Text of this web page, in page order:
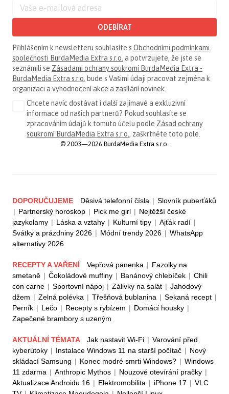
ODEBÍRAT
Přihlášením k newsletteru souhlasíte s Obchodními podmínkami
společnosti BurdaMedia Extra s.r.o. a potvrzujete, že jste se
seznámili se Zásadami ochrany soukromí BurdaMedia Extra -
BurdaMedia Extra s.r.o. bude s Vašimi údaji pracovat zejména k
organizaci a vyhodnocení akce a zasílání novinek.
Chcete navíc dostávat i další zajímavé a exkluzivní
informace od našich partnerů? Pokud souhlasíte se
zpracováním údajů k tomuto účelu podle Zásad ochrany
soukromí BurdaMedia Extra s.r.o., zaškrtněte toto pole.
© 2003—2026 BurdaMedia Extra s.r.o.
DOPORUČUJEME Děsivá telefonní čísla | Slovník puberťáků
| Partnerský horoskop | Pick me girl | Nejtěžší české
jazykolamy | Láska a vztahy | Kulturní tipy | Ajťák radí |
Svátky a prázdniny 2026 | Módní trendy 2026 | WhatsApp
alternativy 2026
RECEPTY A VAŘENÍ Vepřová panenka | Fazolky na
smetaně | Čokoládové muffiny | Banánový chlebíček | Chili
con carne | Sportovní nápoj | Zálivky na salát | Jahodový
džem | Zelná polévka | Třešňová bublanina | Sekaná recept |
Perník | Lečo | Recepty s rybízem | Domácí housky |
Zapečené brambory s uzeným
AKTUÁLNÍ TÉMATA Jak nastavit Wi-Fi | Varování před
kyberútoky | Instalace Windows 11 na starší počítač | Nový
skládací Samsung | Konec modré smrti Windows? | Windows
11 zdarma | Anthropic Mythos | Nouzové otevírání pračky |
Aktualizace Androidu 16 | Elektromobilita | iPhone 17 | VLC